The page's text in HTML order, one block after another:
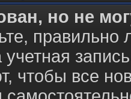
но не
чтобы все